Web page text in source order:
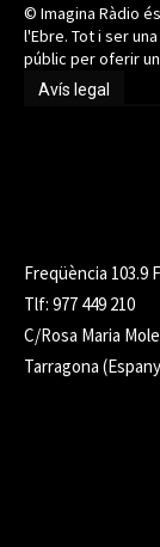
© Imagina Ràdio
l'Ebre. Tot i ser
públic per oferir
Avís legal
Freqüència 103.9
Tlf: 977 449 210
C/Rosa Maria
Tarragona